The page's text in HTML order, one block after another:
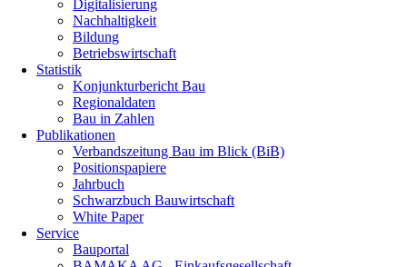
Digitalisierung
Nachhaltigkeit
Bildung
Betriebswirtschaft
Statistik
Konjunkturbericht Bau
Regionaldaten
Bau in Zahlen
Publikationen
Verbandszeitung Bau im Blick (BiB)
Positionspapiere
Jahrbuch
Schwarzbuch Bauwirtschaft
White Paper
Service
Bauportal